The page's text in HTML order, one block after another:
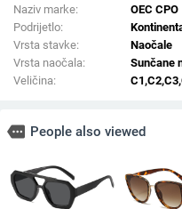
Naziv marke:
OEC CPO
Podrijetlo:
Vrsta stavke:
Naočale
Vrsta naočala:
Sunčane
Veličina:
more People also viewed